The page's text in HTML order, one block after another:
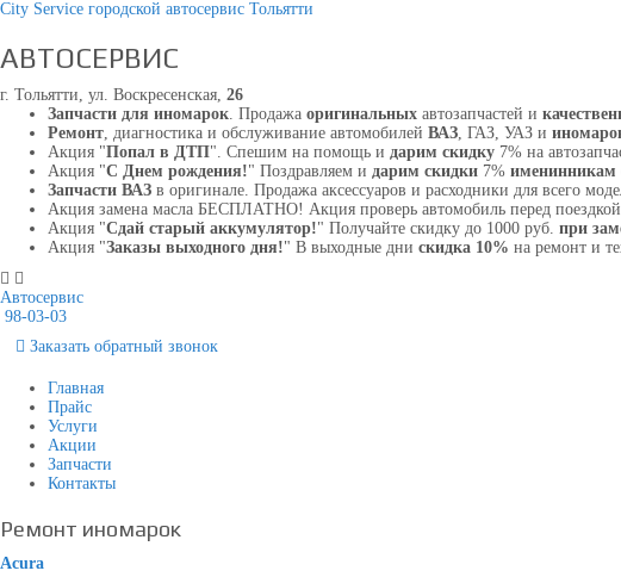
City Service городской автосервис Тольятти
АВТОСЕРВИС
г. Тольятти, ул. Воскресенская, 26
Запчасти для иномарок. Продажа оригинальных автозапчастей и
Ремонт, диагностика и обслуживание автомобилей ВАЗ, ГАЗ, УАЗ и
Акция "Попал в ДТП". Спешим на помощь и дарим скидку 7% на
Акция "С Днем рождения!" Поздравляем и дарим скидки 7% именинникам
Запчасти ВАЗ в оригинале. Продажа аксессуаров и расходники для всего
Акция замена масла БЕСПЛАТНО! Акция проверь автомобиль перед
Акция "Сдай старый аккумулятор!" Получайте скидку до 1000 руб. при
Акция "Заказы выходного дня!" В выходные дни скидка 10% на ремонт и
Автосервис
98-03-03
Заказать обратный звонок
Главная
Прайс
Услуги
Акции
Запчасти
Контакты
Ремонт иномарок
Acura